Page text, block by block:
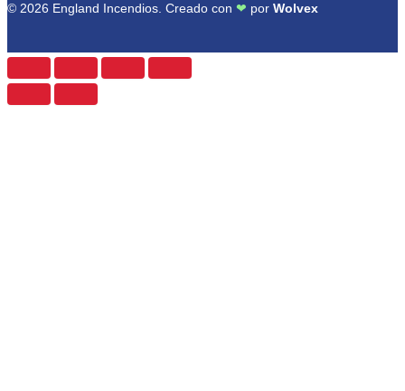
© 2026 England Incendios. Creado con ❤ por Wolvex